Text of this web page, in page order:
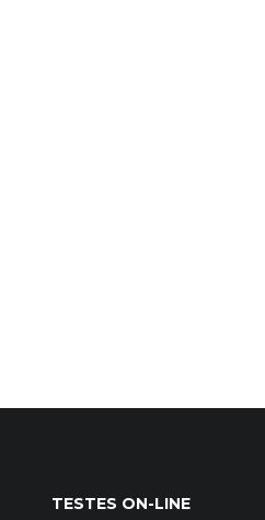
TESTES ON-LINE